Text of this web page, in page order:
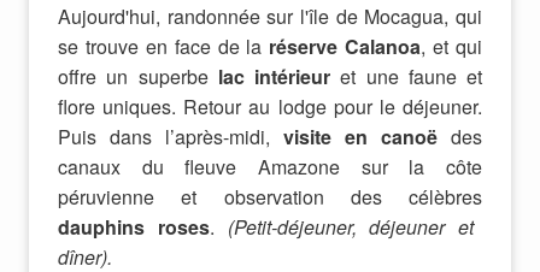
Aujourd'hui, randonnée sur l'île de Mocagua, qui
se trouve en face de la réserve Calanoa, et qui
offre un superbe lac intérieur et une faune et
flore uniques. Retour au lodge pour le déjeuner.
Puis dans l’après-midi, visite en canoë des
canaux du fleuve Amazone sur la côte
péruvienne et observation des célèbres
dauphins roses. (Petit-déjeuner, déjeuner et
dîner).